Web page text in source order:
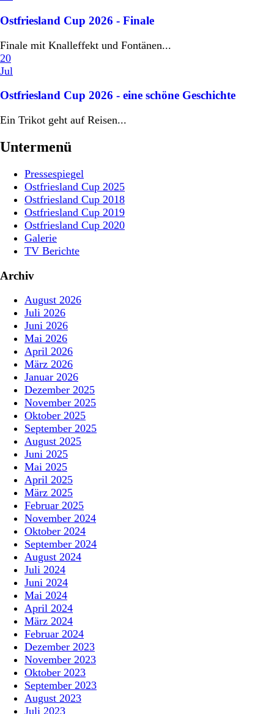
Ostfriesland Cup 2026 - Finale
Finale mit Knalleffekt und Fontänen...
20
Jul
Ostfriesland Cup 2026 - eine schöne Geschichte
Ein Trikot geht auf Reisen...
Untermenü
Pressespiegel
Ostfriesland Cup 2025
Ostfriesland Cup 2018
Ostfriesland Cup 2019
Ostfriesland Cup 2020
Galerie
TV Berichte
Archiv
August 2026
Juli 2026
Juni 2026
Mai 2026
April 2026
März 2026
Januar 2026
Dezember 2025
November 2025
Oktober 2025
September 2025
August 2025
Juni 2025
Mai 2025
April 2025
März 2025
Februar 2025
November 2024
Oktober 2024
September 2024
August 2024
Juli 2024
Juni 2024
Mai 2024
April 2024
März 2024
Februar 2024
Dezember 2023
November 2023
Oktober 2023
September 2023
August 2023
Juli 2023